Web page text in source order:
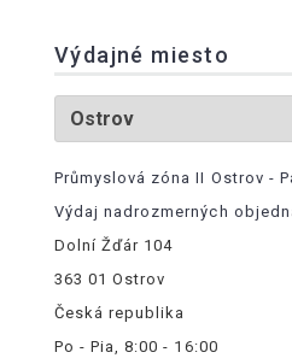
Výdajné miesto
Průmyslová zóna II Ostrov -
Výdaj nadrozmerných
Dolní Žďár 104
363 01 Ostrov
Česká republika
Po - Pia, 8:00 - 16:00